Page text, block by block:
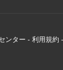
ンター - 利用規約 -